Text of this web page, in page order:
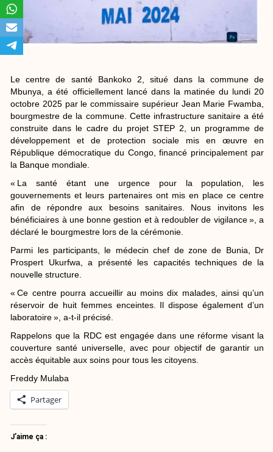
Le centre de santé Bankoko 2, situé dans la commune de
Mbunya, a été officiellement lancé dans la matinée du lundi 20
octobre 2025 par le commissaire supérieur Jean Marie Fwamba,
bourgmestre de la commune. Cette infrastructure sanitaire a été
construite dans le cadre du projet STEP 2, un programme de
développement et de protection sociale mis en œuvre en
République démocratique du Congo, financé principalement par
la Banque mondiale.
« La santé étant une urgence pour la population, les
gouvernements et leurs partenaires ont mis en place ce centre
afin de répondre aux besoins sanitaires. Nous invitons les
bénéficiaires à une bonne gestion et à redoubler de vigilance », a
déclaré le bourgmestre lors de la cérémonie.
Parmi les participants, le médecin chef de zone de Bunia, Dr
Prospert Ukurfwa, a présenté les capacités techniques de la
nouvelle structure.
« Ce centre pourra accueillir au moins dix malades, ainsi qu’un
réservoir de huit femmes enceintes. Il dispose également d’un
laboratoire », a-t-il précisé.
Rappelons que la RDC est engagée dans une réforme visant la
couverture santé universelle, avec pour objectif de garantir un
accès équitable aux soins pour tous les citoyens.
Freddy Mulaba
Partager
J’aime ça :